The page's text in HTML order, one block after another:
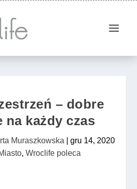
– dobre
na każdy czas
Muraszkowska
gru 14, 2020
, Wroclife poleca